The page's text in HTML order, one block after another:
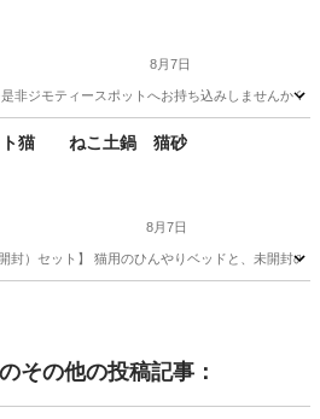
8月7日
モティースポットへお持ち込みしませんか？
九谷焼
ト猫 ねこ土鍋 猫砂
8月7日
封）セット】 猫用のひんやりベッドと、未開封
その他の投稿記事：